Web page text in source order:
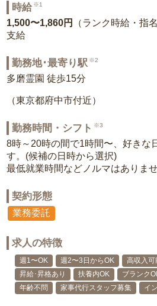
時給 ※1
1,500〜1,860円
（ランク時給・指
支給
勤務地･最寄り駅 ※2
多磨霊園 徒歩15分
（東京都府中市付近）
勤務時間・シフト ※3
8時～20時の間で1時間〜、好きな
す。(候補の日時から選択)
最低就業時間などノルマはありませ
契約形態
業務委託
求人の特徴
週1〜OK 週2〜3日からOK 高収入可
昇給･昇格あり
扶養内OK ブランク
年齢不問
家事代行スタッフ募集 イ